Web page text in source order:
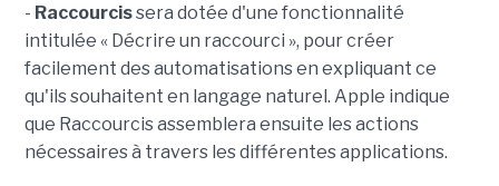
- Raccourcissera dotée d'une fonctionnalité
intitulée « Décrire un raccourci », pour créer
facilement des automatisations en expliquant ce
qu'ils souhaitent en langage naturel. Apple indique
que Raccourcis assemblera ensuite les actions
nécessaires à travers les différentes applications.